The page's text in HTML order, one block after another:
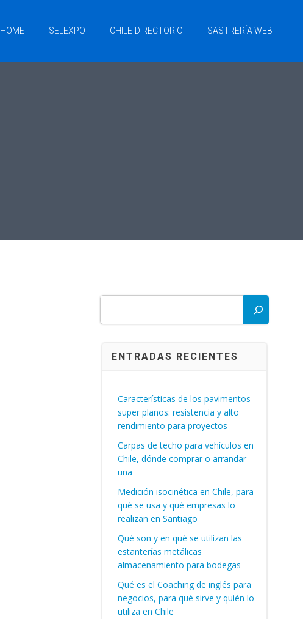
HOME SELEXPO CHILE-DIRECTORIO SASTRERÍA WEB
ENTRADAS RECIENTES
Características de los pavimentos
super planos: resistencia y alto
rendimiento para proyectos
Carpas de techo para vehículos en
Chile, dónde comprar o arrandar
una
Medición isocinética en Chile, para
qué se usa y qué empresas lo
realizan en Santiago
Qué son y en qué se utilizan las
estanterías metálicas
almacenamiento para bodegas
Qué es el Coaching de inglés para
negocios, para qué sirve y quién lo
utiliza en Chile